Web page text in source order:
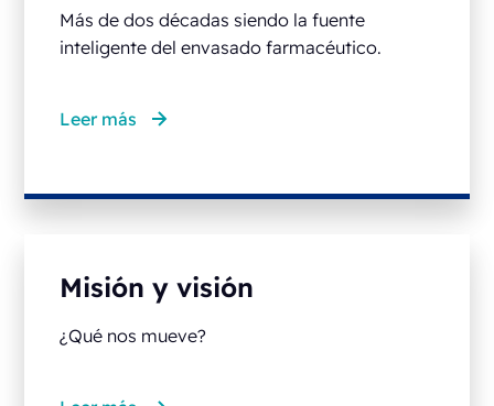
Más de dos décadas siendo la fuente
inteligente del envasado farmacéutico.
Leer más
Misión y visión
¿Qué nos mueve?